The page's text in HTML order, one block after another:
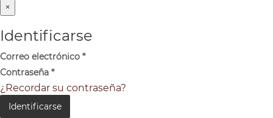
×
Identificarse
Correo electrónico *
Contraseña *
¿Recordar su contraseña?
Identificarse